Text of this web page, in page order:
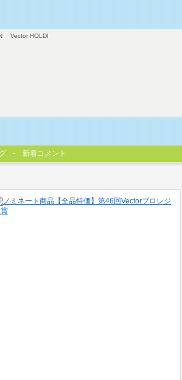
Vector HOLDI
新着コメント